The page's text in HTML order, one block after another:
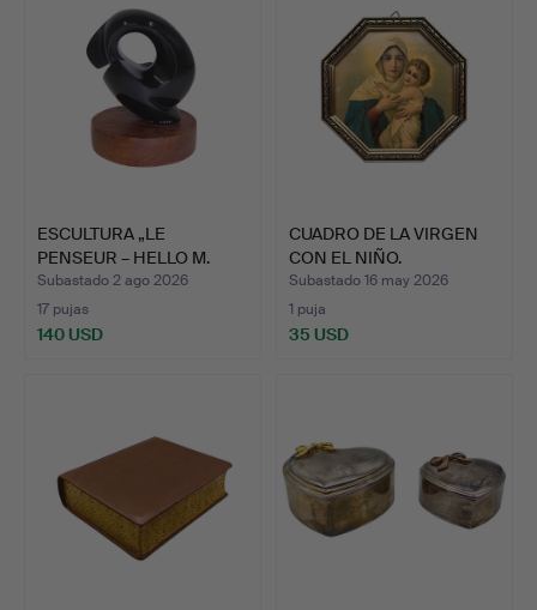
ESCULTURA „LE
PENSEUR – HELLO M.
RODIN“, N…
Subastado 2 ago 2026
17 pujas
140 USD
CUADRO DE LA VIRGEN
CON EL NIÑO.
Subastado 16 may 2026
1 puja
35 USD